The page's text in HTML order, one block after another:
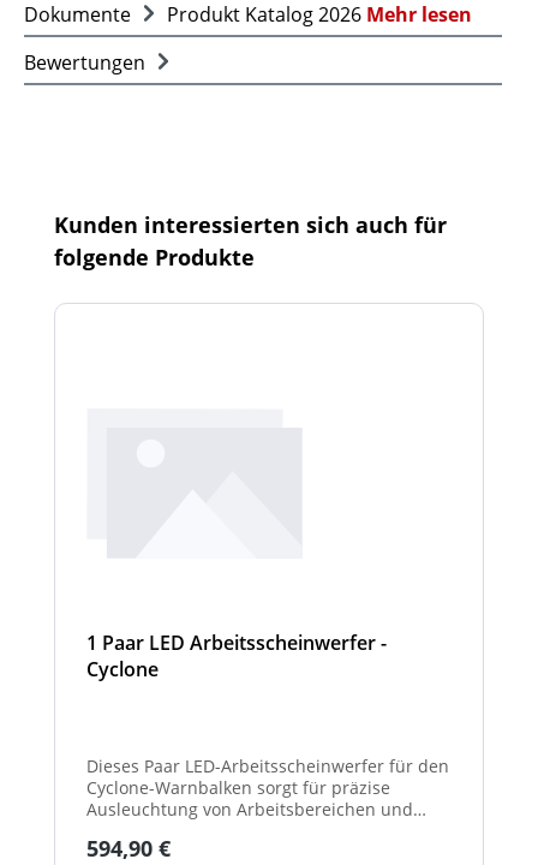
Dokumente
Produkt Katalog 2026 Mehr lesen
Bewertungen
Produktgalerie überspringen
Kunden interessierten sich auch für
folgende Produkte
1 Paar LED Arbeitsscheinwerfer -
Cyclone
Dieses Paar LED-Arbeitsscheinwerfer für den
Cyclone-Warnbalken sorgt für präzise
Ausleuchtung von Arbeitsbereichen und
schlechten Lichtverhältnissen.
Regulärer Preis:
594,90 €